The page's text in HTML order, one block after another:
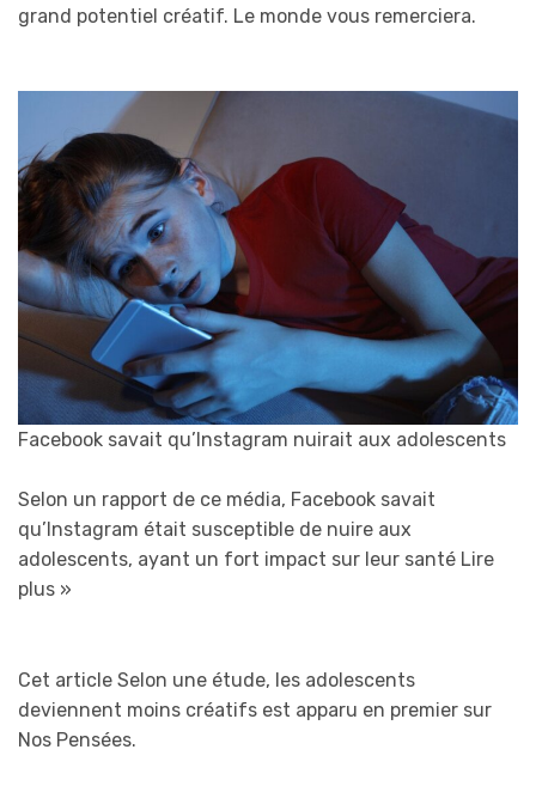
grand potentiel créatif. Le monde vous remerciera.
Facebook savait qu’Instagram nuirait aux adolescents
Selon un rapport de ce média, Facebook savait
qu’Instagram était susceptible de nuire aux
adolescents, ayant un fort impact sur leur santé Lire
plus »
Cet article Selon une étude, les adolescents
deviennent moins créatifs est apparu en premier sur
Nos Pensées.